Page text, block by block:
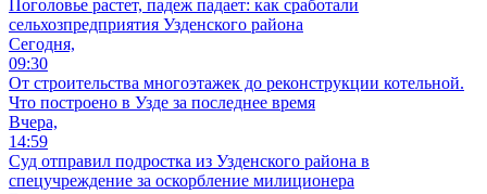
Поголовье растет, падеж падает: как сработали
сельхозпредприятия Узденского района
Сегодня,
09:30
От строительства многоэтажек до реконструкции котельной.
Что построено в Узде за последнее время
Вчера,
14:59
Суд отправил подростка из Узденского района в
спецучреждение за оскорбление милиционера